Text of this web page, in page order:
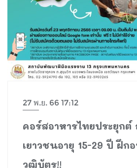
27 พ.ย. 66 17:12
คอร์สอาหารไทยประยุกต์
เยาวชนอายุ 15-29 ปี ฝึก
วุฒิบัตร!!